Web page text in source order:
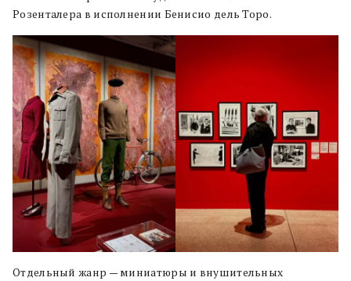
Розенталера в исполнении Бенисио дель Торо.
Отдельный жанр — миниатюры и внушительных